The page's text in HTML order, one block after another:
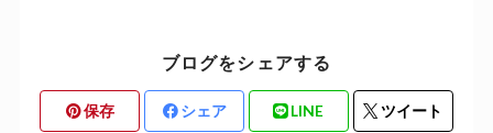
ブログをシェアする
保存 シェア LINE ツイート